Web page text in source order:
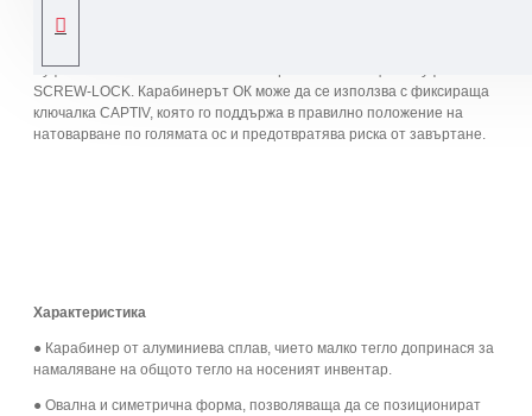
системата на затваряне Keylock улесняват работата с него.
муфи TRIACT-LOCK и BALL-LOCK и ръчно завиваща се муфа
SCREW-LOCK. Карабинерът ОК може да се използва с фиксираща
ключалка CAPTIV, която го поддържа в правилно положение на
натоварване по голямата ос и предотвратява риска от завъртане.
Характеристика
● Карабинер от алуминиева сплав, чието малко тегло допринася за
намаляване на общото тегло на носеният инвентар.
● Овална и симетрична форма, позволяваща да се позиционират